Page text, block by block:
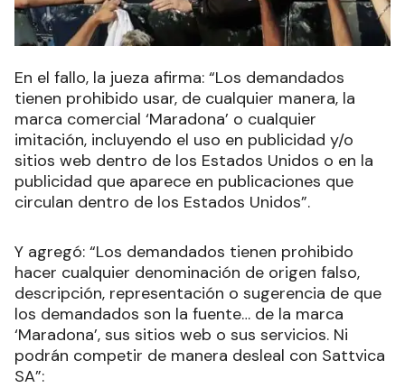
En el fallo, la jueza afirma: “Los demandados
tienen prohibido usar, de cualquier manera, la
marca comercial ‘Maradona’ o cualquier
imitación, incluyendo el uso en publicidad y/o
sitios web dentro de los Estados Unidos o en la
publicidad que aparece en publicaciones que
circulan dentro de los Estados Unidos”.
Y agregó: “Los demandados tienen prohibido
hacer cualquier denominación de origen falso,
descripción, representación o sugerencia de que
los demandados son la fuente… de la marca
‘Maradona’, sus sitios web o sus servicios. Ni
podrán competir de manera desleal con Sattvica
SA”: